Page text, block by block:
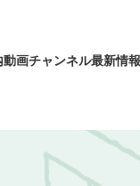
動画チャンネル最新情